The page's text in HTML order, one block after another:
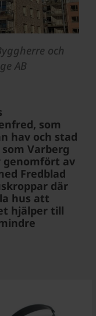
och
AB
som
hav och stad
Varberg
av
Fredblad
där
hus att
hjälper till